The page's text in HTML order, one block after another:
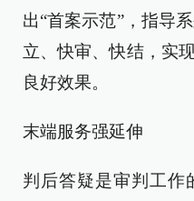
出“首案示范”，指导
立、快审、快结，实
良好效果。
末端服务强延伸
判后答疑是审判工作